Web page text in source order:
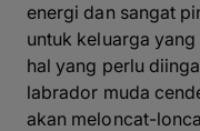
energi dan sangat
untuk keluarga
hal yang perlu
labrador muda
akan meloncat-